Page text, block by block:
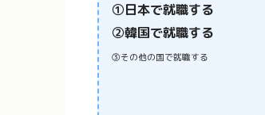
①日本で就職する
②韓国で就職する
③その他の国で就職する